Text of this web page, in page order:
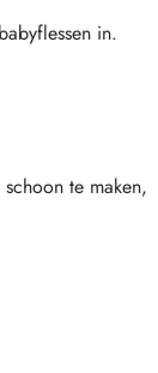
in.
te maken,